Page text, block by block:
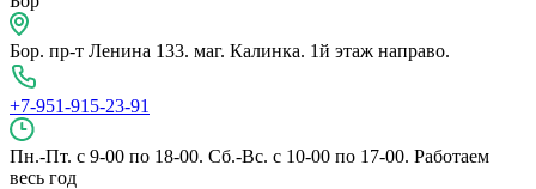
Бор. пр-т Ленина 133. маг. Калинка. 1й этаж направо.
+7-951-915-23-91
Пн.-Пт. с 9-00 по 18-00. Сб.-Вс. с 10-00 по 17-00. Работаем
весь год